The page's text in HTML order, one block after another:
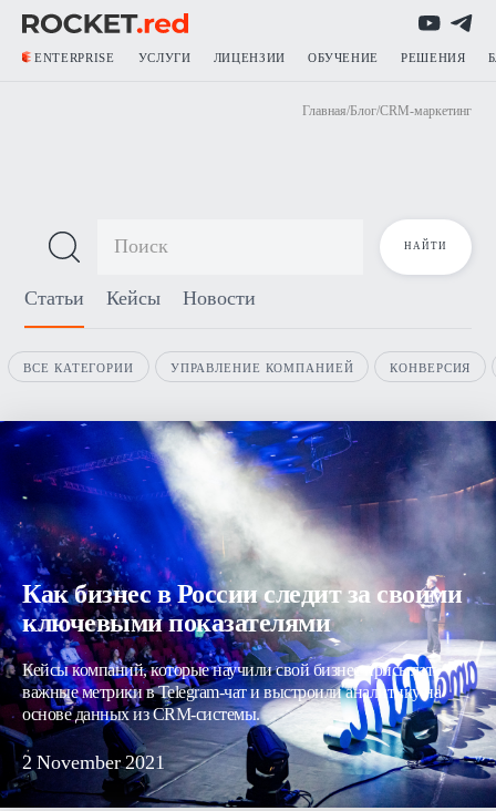
ENTERPRISE УСЛУГИ ЛИЦЕНЗИИ ОБУЧЕНИЕ РЕШЕНИЯ
Блог о продажах
Статьи Кейсы Новости
ВСЕ КАТЕГОРИИ УПРАВЛЕНИЕ КОМПАНИЕЙ КОНВЕРСИЯ
Как бизнес в России следит за своими
ключевыми показателями
Кейсы компаний, которые научили свой бизнес присылать
важные метрики в Telegram-чат и выстроили аналитику на
основе данных из CRM-системы.
2 November 2021
Главная/Блог/CRM-маркетинг